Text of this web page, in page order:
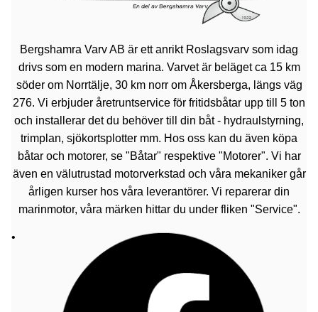
Bergshamra Varv AB är ett anrikt Roslagsvarv som idag
drivs som en modern marina. Varvet är beläget ca 15 km
söder om Norrtälje, 30 km norr om Åkersberga, längs väg
276. Vi erbjuder åretruntservice för fritidsbåtar upp till 5 ton
och installerar det du behöver till din båt - hydraulstyrning,
trimplan, sjökortsplotter mm. Hos oss kan du även köpa
båtar och motorer, se "Båtar" respektive "Motorer". Vi har
även en välutrustad motorverkstad och våra mekaniker går
årligen kurser hos våra leverantörer. Vi reparerar din
marinmotor, våra märken hittar du under fliken "Service".